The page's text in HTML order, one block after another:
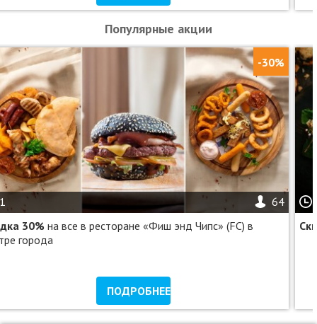
Популярные акции
-30%
1
64
30% на все в ресторане «Фиш энд Чипс» (FC) в
города
ПОДРОБНЕЕ